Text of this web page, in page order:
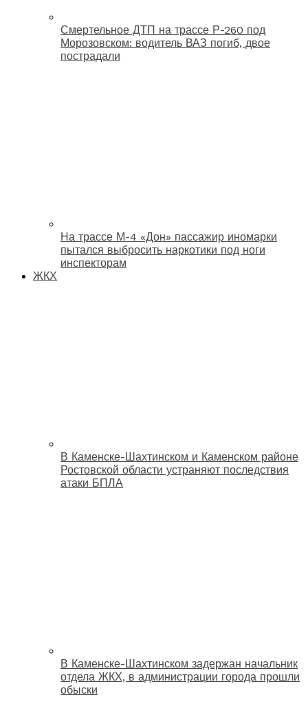
Смертельное ДТП на трассе Р-260 под
Морозовском: водитель ВАЗ погиб, двое
пострадали
На трассе М-4 «Дон» пассажир иномарки
пытался выбросить наркотики под ноги
инспекторам
ЖКХ
В Каменске-Шахтинском и Каменском районе
Ростовской области устраняют последствия
атаки БПЛА
В Каменске-Шахтинском задержан начальник
отдела ЖКХ, в администрации города прошли
обыски